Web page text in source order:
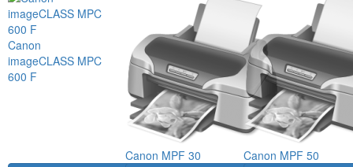
Canon
imageCLASS MPC
600 F
Canon MPF 30
Canon MPF 50